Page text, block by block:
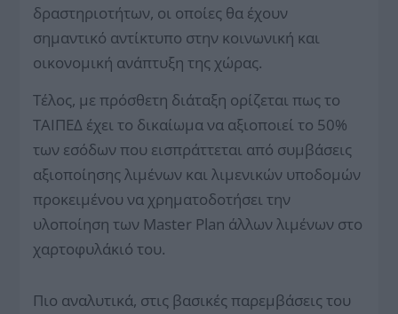
δραστηριοτήτων, οι οποίες θα έχουν
σημαντικό αντίκτυπο στην κοινωνική και
οικονομική ανάπτυξη της χώρας.
Τέλος, με πρόσθετη διάταξη ορίζεται πως το
ΤΑΙΠΕΔ έχει το δικαίωμα να αξιοποιεί το 50%
των εσόδων που εισπράττεται από συμβάσεις
αξιοποίησης λιμένων και λιμενικών υποδομών
προκειμένου να χρηματοδοτήσει την
υλοποίηση των Master Plan άλλων λιμένων στο
χαρτοφυλάκιό του.
Πιο αναλυτικά, στις βασικές παρεμβάσεις του